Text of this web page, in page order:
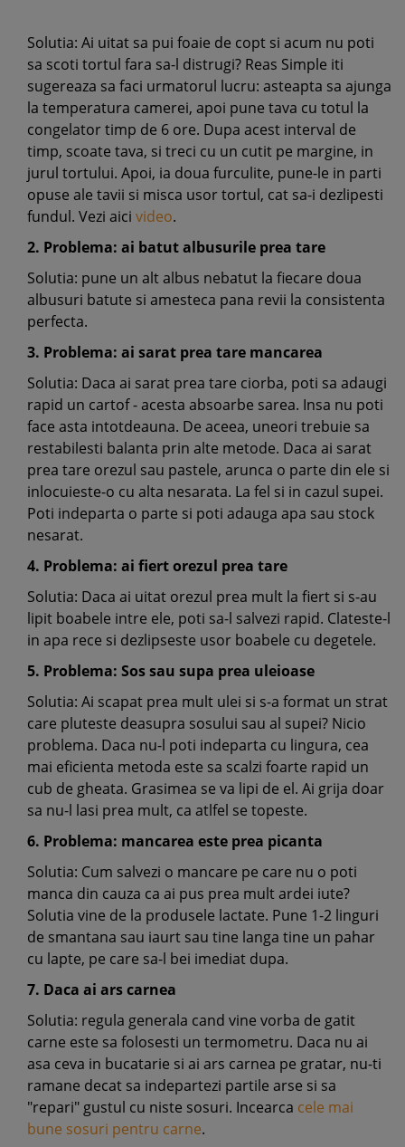
Solutia: Ai uitat sa pui foaie de copt si acum nu poti
sa scoti tortul fara sa-l distrugi? Reas Simple iti
sugereaza sa faci urmatorul lucru: asteapta sa ajunga
la temperatura camerei, apoi pune tava cu totul la
congelator timp de 6 ore. Dupa acest interval de
timp, scoate tava, si treci cu un cutit pe margine, in
jurul tortului. Apoi, ia doua furculite, pune-le in parti
opuse ale tavii si misca usor tortul, cat sa-i dezlipesti
fundul. Vezi aici video.
2. Problema: ai batut albusurile prea tare
Solutia: pune un alt albus nebatut la fiecare doua
albusuri batute si amesteca pana revii la consistenta
perfecta.
3. Problema: ai sarat prea tare mancarea
Solutia: Daca ai sarat prea tare ciorba, poti sa adaugi
rapid un cartof - acesta absoarbe sarea. Insa nu poti
face asta intotdeauna. De aceea, uneori trebuie sa
restabilesti balanta prin alte metode. Daca ai sarat
prea tare orezul sau pastele, arunca o parte din ele si
inlocuieste-o cu alta nesarata. La fel si in cazul supei.
Poti indeparta o parte si poti adauga apa sau stock
nesarat.
4. Problema: ai fiert orezul prea tare
Solutia: Daca ai uitat orezul prea mult la fiert si s-au
lipit boabele intre ele, poti sa-l salvezi rapid. Clateste-l
in apa rece si dezlipseste usor boabele cu degetele.
5. Problema: Sos sau supa prea uleioase
Solutia: Ai scapat prea mult ulei si s-a format un strat
care pluteste deasupra sosului sau al supei? Nicio
problema. Daca nu-l poti indeparta cu lingura, cea
mai eficienta metoda este sa scalzi foarte rapid un
cub de gheata. Grasimea se va lipi de el. Ai grija doar
sa nu-l lasi prea mult, ca atlfel se topeste.
6. Problema: mancarea este prea picanta
Solutia: Cum salvezi o mancare pe care nu o poti
manca din cauza ca ai pus prea mult ardei iute?
Solutia vine de la produsele lactate. Pune 1-2 linguri
de smantana sau iaurt sau tine langa tine un pahar
cu lapte, pe care sa-l bei imediat dupa.
7. Daca ai ars carnea
Solutia: regula generala cand vine vorba de gatit
carne este sa folosesti un termometru. Daca nu ai
asa ceva in bucatarie si ai ars carnea pe gratar, nu-ti
ramane decat sa indepartezi partile arse si sa
"repari" gustul cu niste sosuri. Incearca cele mai
bune sosuri pentru carne.